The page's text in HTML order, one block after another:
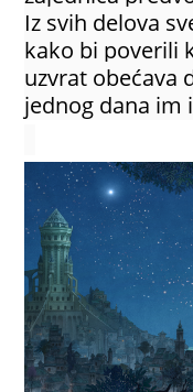
Iz svih delova
kako bi poverili
uzvrat obećava
jednog dana im